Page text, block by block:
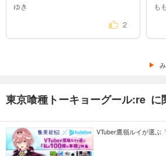
ゆき
2
も
東京喰種トーキョーグール:re に
VTuber鷹嶺ルイが選ぶ